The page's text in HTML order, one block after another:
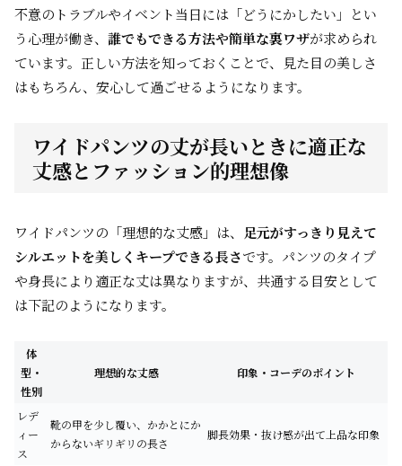
不意のトラブルやイベント当日には「どうにかしたい」とい
う心理が働き、 誰でもできる方法や簡単な裏ワザが求められ
ています。正しい方法を知っておくことで、見た目の美しさ
はもちろん、安心して過ごせるようになります。
ワイドパンツの丈が長いときに適正な
丈感とファッション的理想像
ワイドパンツの「理想的な丈感」は、 足元がすっきり見えて
シルエットを美しくキープできる長さです。パンツのタイプ
や身長により適正な丈は異なりますが、共通する目安として
は下記のようになります。
体
型・
性別
理想的な丈感 印象・コーデのポイント
レデ
ィー
ス
靴の甲を少し覆い、かかとにか
からないギリギリの長さ
脚長効果・抜け感が出て上品な印象